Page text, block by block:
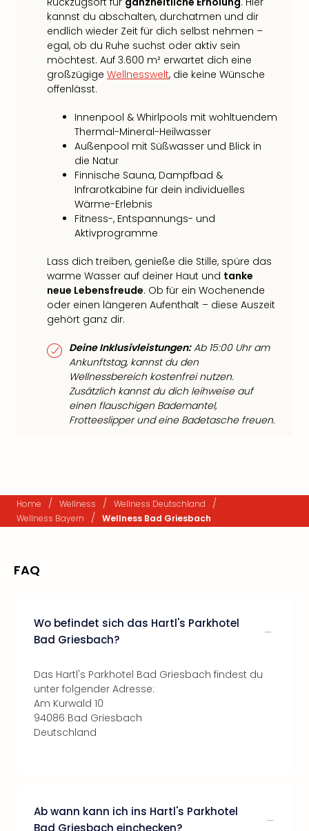
kannst du abschalten, durchatmen und dir
endlich wieder Zeit für dich selbst nehmen –
egal, ob du Ruhe suchst oder aktiv sein
möchtest. Auf 3.600 m² erwartet dich eine
großzügige Wellnesswelt, die keine Wünsche
offenlässt.
Innenpool & Whirlpools mit wohltuendem
Thermal-Mineral-Heilwasser
Außenpool mit Süßwasser und Blick in
die Natur
Finnische Sauna, Dampfbad &
Infrarotkabine für dein individuelles
Wärme-Erlebnis
Fitness-, Entspannungs- und
Aktivprogramme
Lass dich treiben, genieße die Stille, spüre das
warme Wasser auf deiner Haut und tanke
neue Lebensfreude. Ob für ein Wochenende
oder einen längeren Aufenthalt – diese Auszeit
gehört ganz dir.
Deine Inklusivleistungen:Ab 15:00 Uhr am
Ankunftstag, kannst du den
Wellnessbereich kostenfrei nutzen.
Zusätzlich kannst du dich leihweise auf
einen flauschigen Bademantel,
Frotteeslipper und eine Badetasche freuen.
Home / Wellness / Wellness Deutschland /
Wellness Bayern / Wellness Bad Griesbach
FAQ
Wo befindet sich das Hartl's Parkhotel
Bad Griesbach?
Das Hartl's Parkhotel Bad Griesbach findest du
unter folgender Adresse:
Am Kurwald 10
94086 Bad Griesbach
Deutschland
Ab wann kann ich ins Hartl's Parkhotel
Bad Griesbach einchecken?